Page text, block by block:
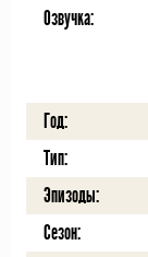
Озвучка:
Год:
Тип:
Эпизоды:
Сезон: